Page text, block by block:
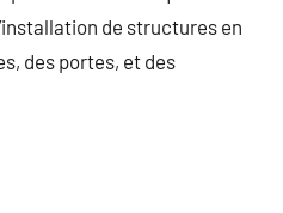
de structures en
des portes, et des